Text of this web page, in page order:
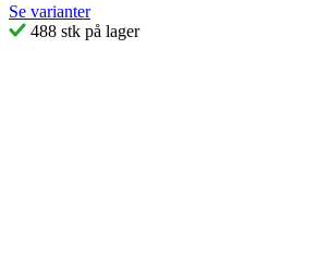
Se varianter
488 stk på lager